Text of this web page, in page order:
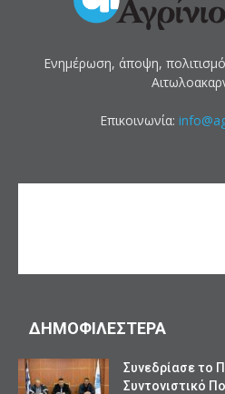
Ενημέρωση, άποψη,
Επικοινωνία:
ΔΗΜΟΦΙΛΕΣΤΕΡΑ
Συνεδρίασε το
Συντονιστικό